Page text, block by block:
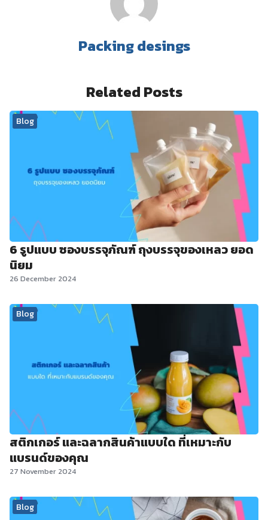
Packing desings
Related Posts
Blog
6 รูปแบบ ซองบรรจุภัณฑ์ ถุงบรรจุของเหลว ยอด
นิยม
26 December 2024
Blog
สติกเกอร์ และฉลากสินค้าแบบใด ที่เหมาะกับ
แบรนด์ของคุณ
27 November 2024
Blog